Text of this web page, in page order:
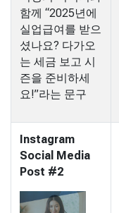
함께 “2025년에
실업급여를 받으
셨나요? 다가오
는 세금 보고 시
즌을 준비하세
요!”라는 문구
Instagram
Social Media
Post #2